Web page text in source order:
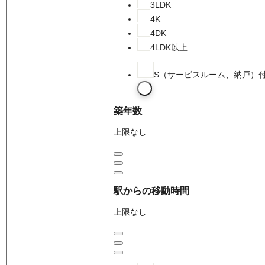
3LDK
4K
4DK
4LDK以上
S（サービスルーム、納戸）
築年数
上限なし
駅からの移動時間
上限なし